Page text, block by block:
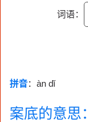
词语：
拼音：àn dǐ
案底的意思：